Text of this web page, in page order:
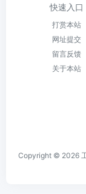
快速入口
打赏本站
网址提交
留言反馈
关于本站
Copyright © 2026